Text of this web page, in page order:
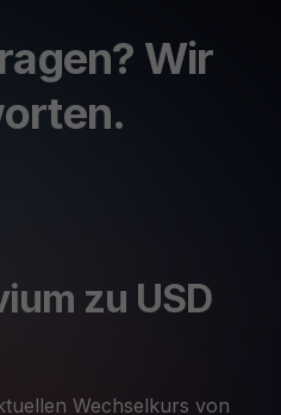
Wir
zu USD
Wechselkurs von